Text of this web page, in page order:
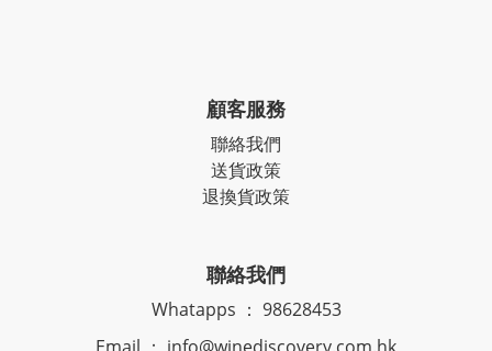
顧客服務
聯絡我們
送貨政策
退換貨政策
聯絡我們
Whatapps ： 98628453